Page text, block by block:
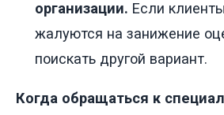
организации. Если
жалуются на занижение
поискать другой вариант.
Когда обращаться к